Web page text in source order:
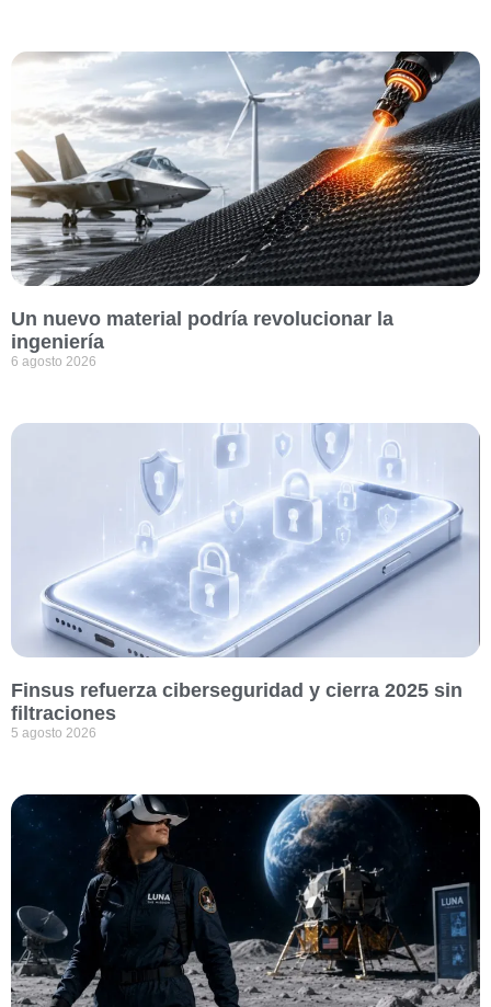
Un nuevo material podría revolucionar la
ingeniería
6 agosto 2026
Finsus refuerza ciberseguridad y cierra 2025 sin
filtraciones
5 agosto 2026